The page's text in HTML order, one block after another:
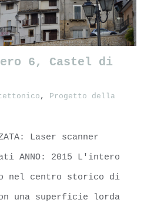
6, Castel di Ieri
6, Castel di
, Progetto della
Laser scanner
ANNO: 2015 L'intero
nel centro storico di
una superficie lorda